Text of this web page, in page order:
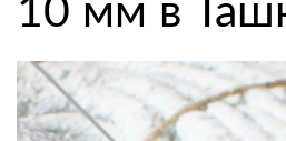
10 мм в